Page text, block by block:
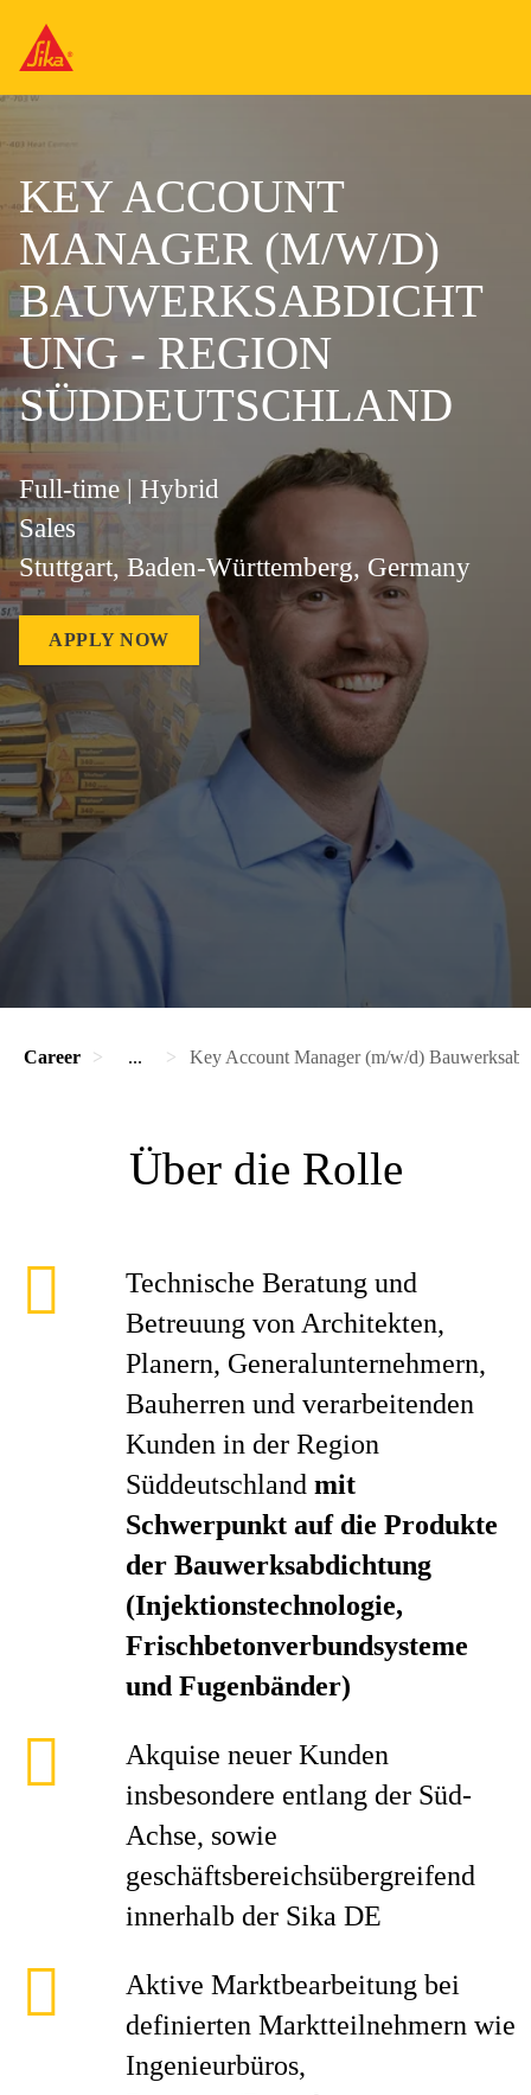
KEY ACCOUNT
MANAGER (M/W/D)
BAUWERKSABDICHT
UNG - REGION
SÜDDEUTSCHLAND
Full-time | Hybrid
Sales
Stuttgart, Baden-Württemberg, Germany
APPLY NOW
Career ... Key Account Manager (m/w/d)
Über die Rolle
Technische Beratung und
Betreuung von Architekten,
Planern, Generalunternehmern,
Bauherren und verarbeitenden
Kunden in der Region
Süddeutschland mit
Schwerpunkt auf die Produkte
der Bauwerksabdichtung
(Injektionstechnologie,
Frischbetonverbundsysteme
und Fugenbänder)
Akquise neuer Kunden
insbesondere entlang der Süd-
Achse, sowie
geschäftsbereichsübergreifend
innerhalb der Sika DE
Aktive Marktbearbeitung bei
definierten Marktteilnehmern wie
Ingenieurbüros,